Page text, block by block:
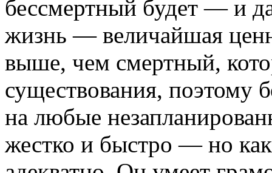
бессмертный будет — и
жизнь — величайшая
выше, чем смертный,
существования, поэтому
на любые
жестко и быстро — но как